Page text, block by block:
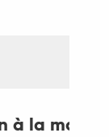
à la mairie: